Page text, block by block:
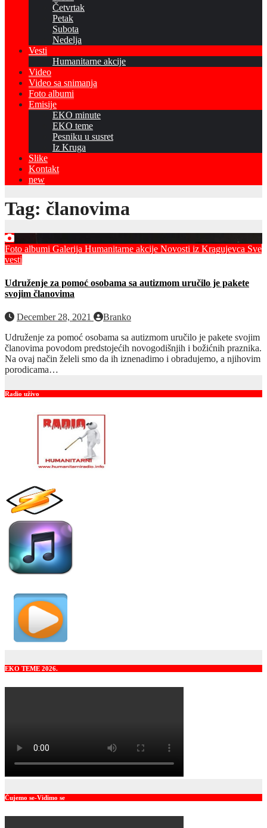
Četvrtak
Petak
Subota
Nedelja
Vesti
Humanitarne akcije
Video
Video sa snimanja
Foto albumi
Emisije
EKO minute
EKO teme
Pesniku u susret
Iz Kruga
Slike
Kontakt
new
Tag: članovima
Foto albumi Galerija Humanitarne akcije Novosti iz Kragujevca Sve
vesti
Udruženje za pomoć osobama sa autizmom uručilo je pakete
svojim članovima
December 28, 2021
Branko
Udruženje za pomoć osobama sa autizmom uručilo je pakete svojim
članovima povodom predstojećih novogodišnjih i božićnih praznika.
Na ovaj način želeli smo da ih iznenadimo i obradujemo, a njihovim
porodicama…
Radio uživo
EKO TEME 2026.
Čujemo se-Vidimo se